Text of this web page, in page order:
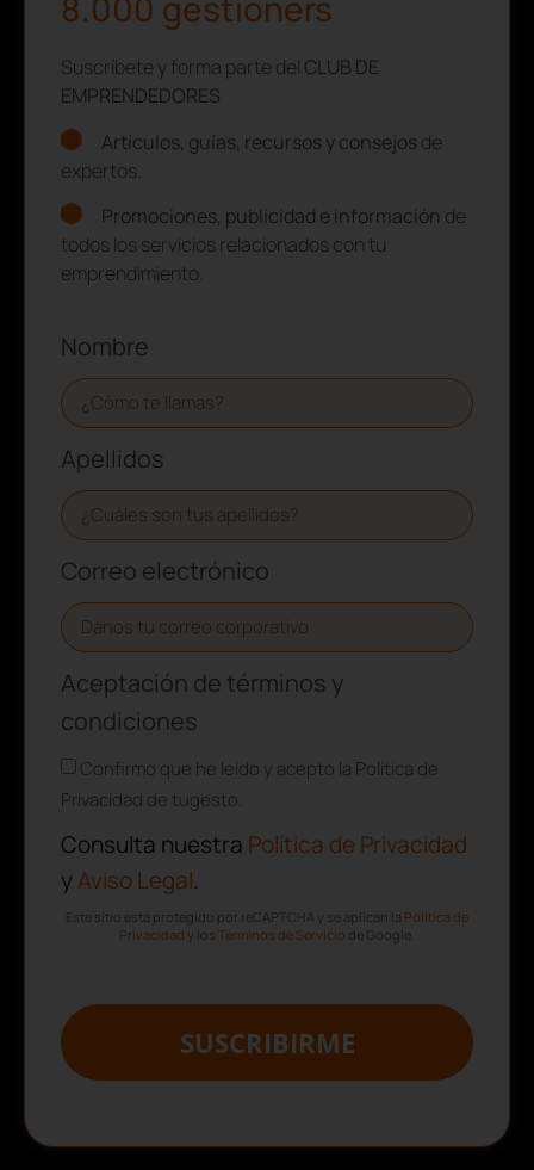
Suscríbete y forma parte del CLUB DE
EMPRENDEDORES
Artículos, guías, recursos y consejosde
expertos.
Promociones, publicidad e información de
todos los servicios relacionados con tu
emprendimiento.
Nombre
Apellidos
Correo electrónico
Aceptación de términos y
condiciones
Confirmo que he leído y acepto la Política de
Privacidad de tugesto.
Consulta nuestra Política de Privacidad
y Aviso Legal.
Este sitio está protegido por reCAPTCHA y se aplican la Política de
Privacidad y los Términos de Servicio de Google.
SUSCRIBIRME